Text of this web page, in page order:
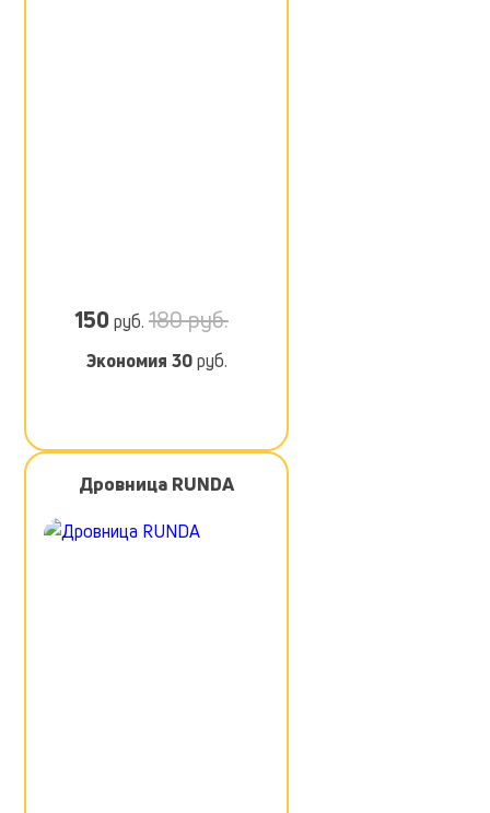
150 руб. 180 руб.
Экономия 30руб.
Дровница RUNDA